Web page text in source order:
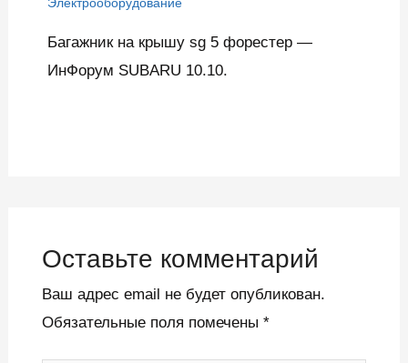
Багажник на крышу sg 5 форестер —
ИнФорум SUBARU 10.10.
Оставьте комментарий
Ваш адрес email не будет опубликован.
Обязательные поля помечены *